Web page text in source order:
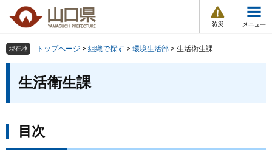
の
す
ー
し
本
文
情
報
メ
組織で探す
Other Languages
トップページ
現在地 トップページ > 組織で探す > 環境生活部 > 生活衛生課
生活衛生課
目次